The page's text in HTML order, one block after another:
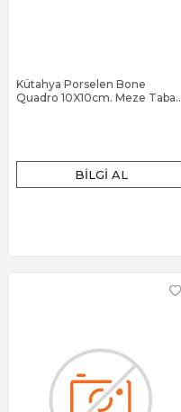
Kütahya Porselen Bone
Quadro 10X10cm. Meze Tabak
BILGI AL